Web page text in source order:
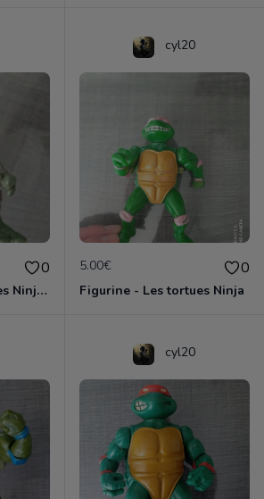
0
Figurine - Les tortues Ninja - Leonardo
cyl20
5.00€ 0
Figurine - Les tortues Ninja
cyl20